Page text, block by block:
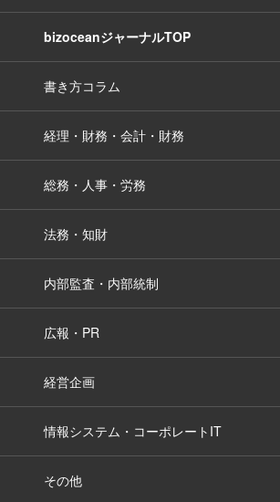
bizoceanジャーナルTOP
書き方コラム
経理・財務・会計・財務
総務・人事・労務
法務・知財
内部監査・内部統制
広報・PR
経営企画
情報システム・コーポレートIT
その他